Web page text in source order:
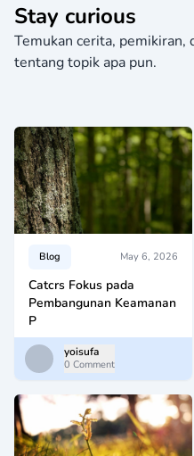
Stay curious
Temukan cerita, pemikiran,
tentang topik apa pun.
Blog May 6, 2026
Catcrs Fokus pada
Pembangunan Keamanan
P
yoisufa
0 Comment